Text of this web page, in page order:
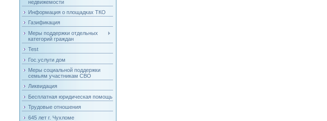
недвижемости
Информация о площадках ТКО
Газификация
Меры поддержки отдельных
категорий граждан
Test
Гос.услуги дом
Меры социальной поддержки
семьям участникам СВО
Ликвидация
Бесплатная юридическая помощь
Трудовые отношения
645 лет г. Чухломе